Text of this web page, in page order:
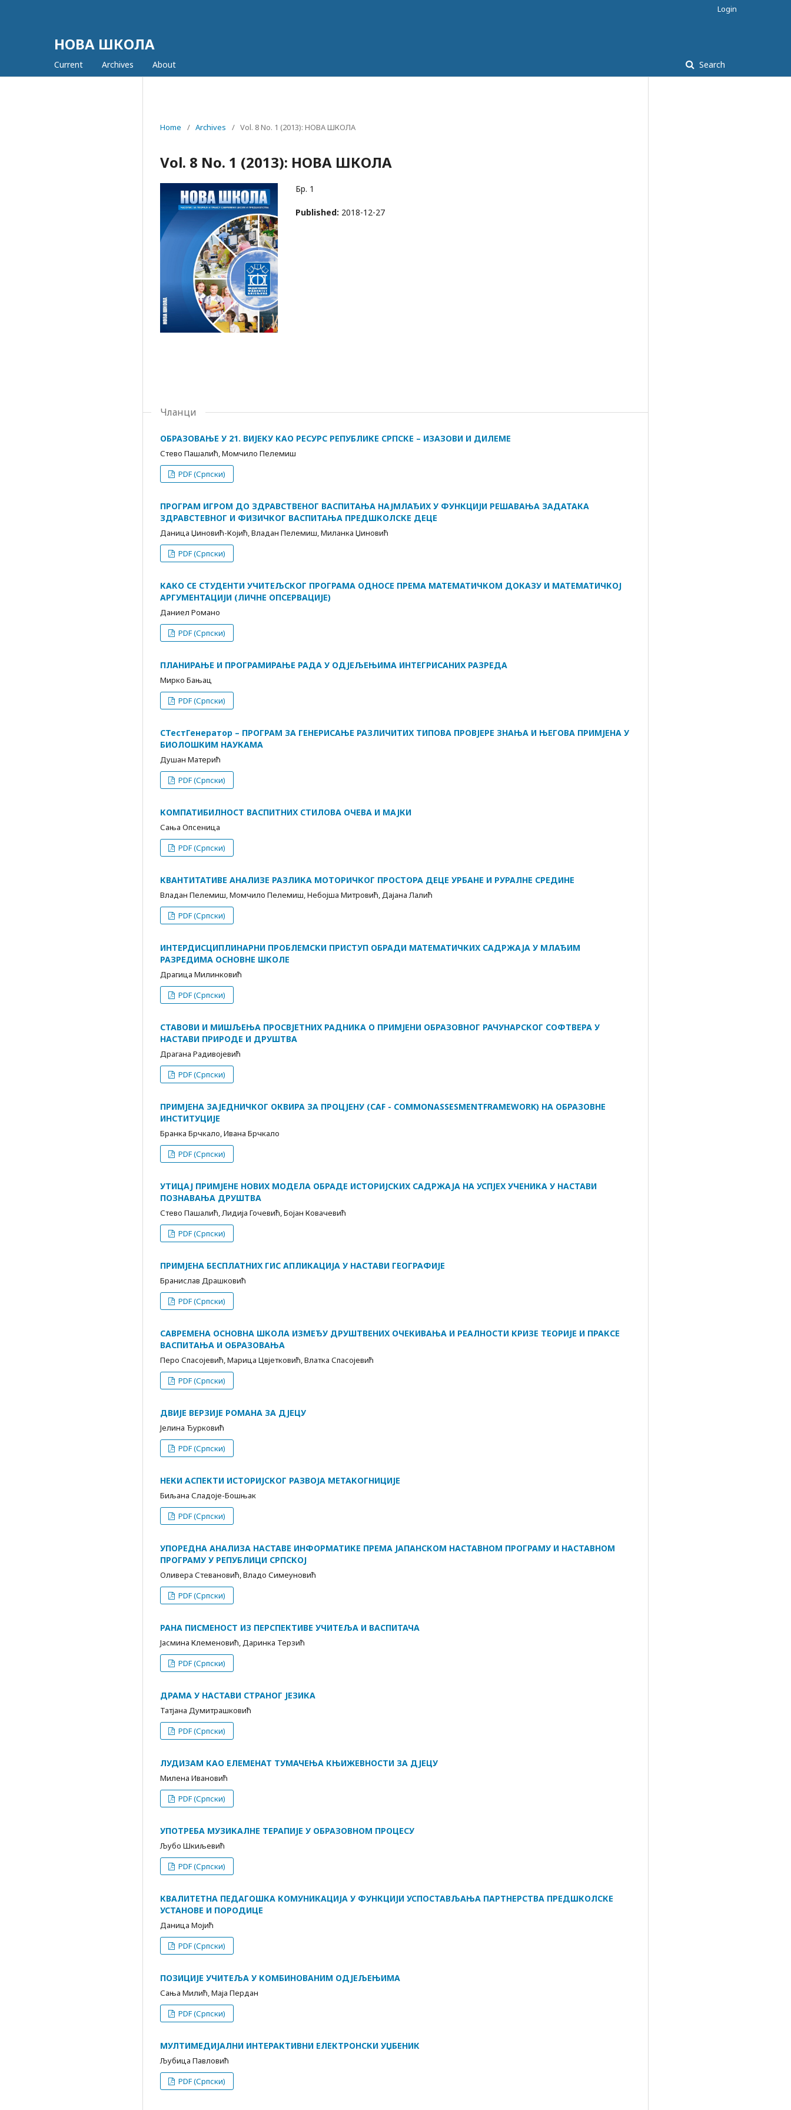
НОВА ШКОЛА
Current Archives About Search
Login
Home / Archives / Vol. 8 No. 1 (2013): НОВА ШКОЛА
Vol. 8 No. 1 (2013): НОВА ШКОЛА
Бр. 1
Published: 2018-12-27
Чланци
ОБРАЗОВАЊЕ У 21. ВИЈЕКУ КАО РЕСУРС РЕПУБЛИКЕ СРПСКЕ – ИЗАЗОВИ И ДИЛЕМЕ
Стево Пашалић, Момчило Пелемиш
PDF (Српски)
ПРОГРАМ ИГРОМ ДО ЗДРАВСТВЕНОГ ВАСПИТАЊА НАЈМЛАЂИХ У ФУНКЦИЈИ РЕШАВАЊА ЗАДАТАКА
ЗДРАВСТЕВНОГ И ФИЗИЧКОГ ВАСПИТАЊА ПРЕДШКОЛСКЕ ДЕЦЕ
Даница Џиновић-Којић, Владaн Пелемиш, Миланка Џиновић
PDF (Српски)
КАКО СЕ СТУДЕНТИ УЧИТЕЉСКОГ ПРОГРАМА ОДНОСЕ ПРЕМА МАТЕМАТИЧКОМ ДОКАЗУ И МАТЕМАТИЧКОЈ
АРГУМЕНТАЦИЈИ (ЛИЧНЕ ОПСЕРВАЦИЈЕ)
Даниел Романo
PDF (Српски)
ПЛАНИРАЊЕ И ПРОГРАМИРАЊЕ РАДА У ОДЈЕЉЕЊИМА ИНТЕГРИСАНИХ РАЗРЕДА
Мирко Бањац
PDF (Српски)
СТестГенератор – ПРОГРАМ ЗА ГЕНЕРИСАЊЕ РАЗЛИЧИТИХ ТИПОВА ПРОВЈЕРЕ ЗНАЊА И ЊЕГОВА ПРИМЈЕНА У
БИОЛОШКИМ НАУКАМА
Душан Матерић
PDF (Српски)
КOМПАТИБИЛНОСТ ВАСПИТНИХ СТИЛОВА ОЧЕВА И МАЈКИ
Сања Опсеница
PDF (Српски)
КВАНТИТАТИВЕ АНАЛИЗЕ РАЗЛИКА МОТОРИЧКОГ ПРОСТОРА ДЕЦЕ УРБАНЕ И РУРАЛНЕ СРЕДИНЕ
Владан Пелемиш, Момчило Пелемиш, Небојша Митровић, Дајана Лалић
PDF (Српски)
ИНТЕРДИСЦИПЛИНАРНИ ПРОБЛЕМСКИ ПРИСТУП ОБРАДИ МАТЕМАТИЧКИХ САДРЖАЈА У МЛАЂИМ
РАЗРЕДИМА ОСНОВНЕ ШКОЛЕ
Драгица Милинковић
PDF (Српски)
СТАВОВИ И МИШЉЕЊА ПРОСВЈЕТНИХ РАДНИКА О ПРИМЈЕНИ ОБРАЗОВНОГ РАЧУНАРСКОГ СОФТВЕРА У
НАСТАВИ ПРИРОДЕ И ДРУШТВА
Драгана Радивојевић
PDF (Српски)
ПРИМЈЕНА ЗАЈЕДНИЧКОГ ОКВИРА ЗА ПРОЦЈЕНУ (CAF - CОММОNASSESMENTFRAMEWORK) НА ОБРАЗОВНЕ
ИНСТИТУЦИЈЕ
Бранка Брчкало, Ивана Брчкало
PDF (Српски)
УТИЦАЈ ПРИМЈЕНЕ НОВИХ МОДЕЛА ОБРАДЕ ИСТОРИЈСКИХ САДРЖАЈА НА УСПЈЕХ УЧЕНИКА У НАСТАВИ
ПОЗНАВАЊА ДРУШТВА
Стево Пашалић, Лидија Гочевић, Бојан Ковачевић
PDF (Српски)
ПРИМЈЕНА БЕСПЛАТНИХ ГИС АПЛИКАЦИЈА У НАСТАВИ ГЕОГРАФИЈЕ
Бранислав Драшковић
PDF (Српски)
САВРЕМЕНА ОСНОВНА ШКОЛА ИЗМЕЂУ ДРУШТВЕНИХ ОЧЕКИВАЊА И РЕАЛНОСТИ КРИЗЕ ТЕОРИЈЕ И ПРАКСЕ
ВАСПИТАЊА И ОБРАЗОВАЊА
Перо Спасојевић, Марица Цвјетковић, Влатка Спасојевић
PDF (Српски)
ДВИЈЕ ВЕРЗИЈЕ РОМАНА ЗА ДЈЕЦУ
Јелина Ђурковић
PDF (Српски)
НЕКИ АСПЕКТИ ИСТОРИЈСКОГ РАЗВОЈА МЕТАКОГНИЦИЈЕ
Биљана Сладоје-Бошњак
PDF (Српски)
УПОРЕДНА АНАЛИЗА НАСТАВЕ ИНФОРМАТИКЕ ПРЕМА ЈАПАНСКОМ НАСТАВНОМ ПРОГРАМУ И НАСТАВНОМ
ПРОГРАМУ У РЕПУБЛИЦИ СРПСКОЈ
Оливера Стевановић, Владо Симеуновић
PDF (Српски)
РАНА ПИСМЕНОСТ ИЗ ПЕРСПЕКТИВЕ УЧИТЕЉА И ВАСПИТАЧА
Јасмина Клеменовић, Даринка Терзић
PDF (Српски)
ДРАМА У НАСТАВИ СТРАНОГ ЈЕЗИКА
Татјана Думитрашковић
PDF (Српски)
ЛУДИЗАМ КАО ЕЛЕМЕНАТ ТУМАЧЕЊА КЊИЖЕВНОСТИ ЗА ДЈЕЦУ
Милена Ивановић
PDF (Српски)
УПОТРЕБА МУЗИКАЛНЕ ТЕРАПИЈЕ У ОБРАЗОВНОМ ПРОЦЕСУ
Љубо Шкиљевић
PDF (Српски)
КВАЛИТЕТНА ПЕДАГОШКА КОМУНИКАЦИЈА У ФУНКЦИЈИ УСПОСТАВЉАЊА ПАРТНЕРСТВА ПРЕДШКОЛСКЕ
УСТАНОВЕ И ПОРОДИЦЕ
Даница Мојић
PDF (Српски)
ПОЗИЦИЈЕ УЧИТЕЉА У КОМБИНОВАНИМ ОДЈЕЉЕЊИМА
Сања Милић, Маја Пердан
PDF (Српски)
МУЛТИМЕДИЈАЛНИ ИНТЕРАКТИВНИ ЕЛЕКТРОНСКИ УЏБЕНИК
Љубица Павловић
PDF (Српски)